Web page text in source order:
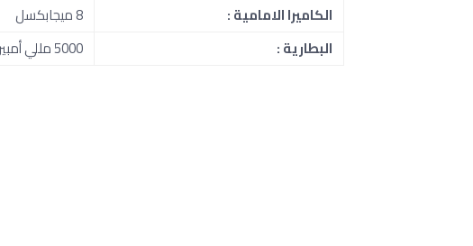
الكاميرا الامامية :
8 ميجابكسل
البطارية :
5000 مللي أمبير